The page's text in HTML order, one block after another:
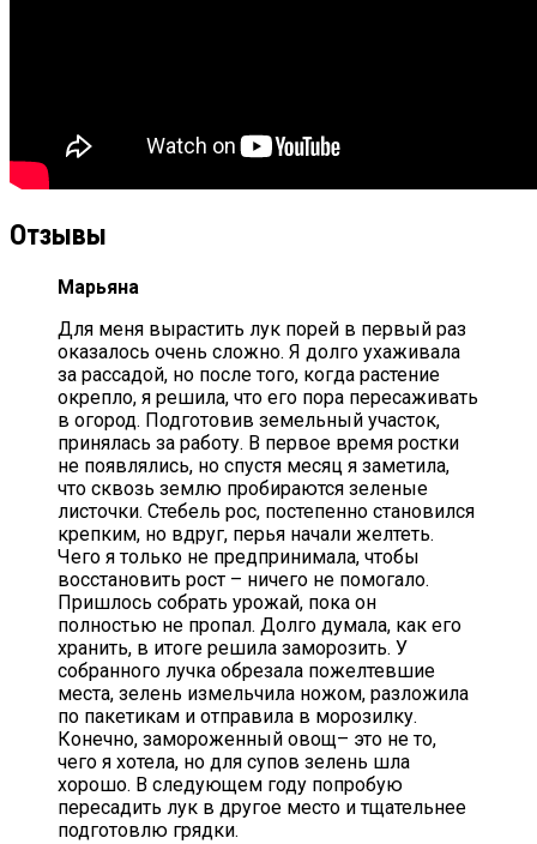
Отзывы
Марьяна
Для меня вырастить лук порей в первый раз
оказалось очень сложно. Я долго ухаживала
за рассадой, но после того, когда растение
окрепло, я решила, что его пора пересаживать
в огород. Подготовив земельный участок,
принялась за работу. В первое время ростки
не появлялись, но спустя месяц я заметила,
что сквозь землю пробираются зеленые
листочки. Стебель рос, постепенно становился
крепким, но вдруг, перья начали желтеть.
Чего я только не предпринимала, чтобы
восстановить рост – ничего не помогало.
Пришлось собрать урожай, пока он
полностью не пропал. Долго думала, как его
хранить, в итоге решила заморозить. У
собранного лучка обрезала пожелтевшие
места, зелень измельчила ножом, разложила
по пакетикам и отправила в морозилку.
Конечно, замороженный овощ– это не то,
чего я хотела, но для супов зелень шла
хорошо. В следующем году попробую
пересадить лук в другое место и тщательнее
подготовлю грядки.